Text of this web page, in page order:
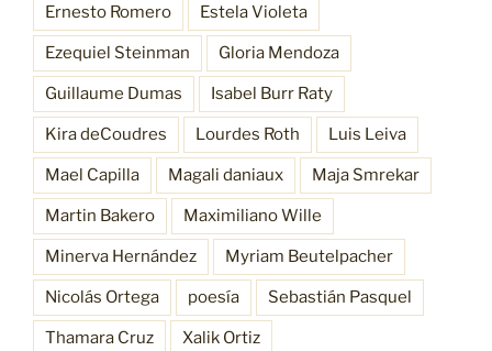
Ernesto Romero Estela Violeta
Ezequiel Steinman Gloria Mendoza
Guillaume Dumas Isabel Burr Raty
Kira deCoudres Lourdes Roth Luis Leiva
Mael Capilla Magali daniaux Maja Smrekar
Martin Bakero Maximiliano Wille
Minerva Hernández Myriam Beutelpacher
Nicolás Ortega poesía Sebastián Pasquel
Thamara Cruz Xalik Ortiz